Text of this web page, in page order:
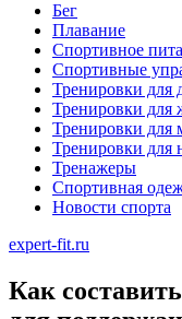
Бег
Плавание
Спортивное
Спортивные
Тренировки для
Тренировки для
Тренировки для
Тренировки для
Тренажеры
Спортивная
Новости спорта
expert-fit.ru
Как